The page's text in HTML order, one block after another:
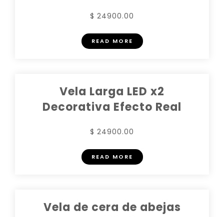
$ 24900.00
READ MORE
Vela Larga LED x2
Decorativa Efecto Real
$ 24900.00
READ MORE
Vela de cera de abejas